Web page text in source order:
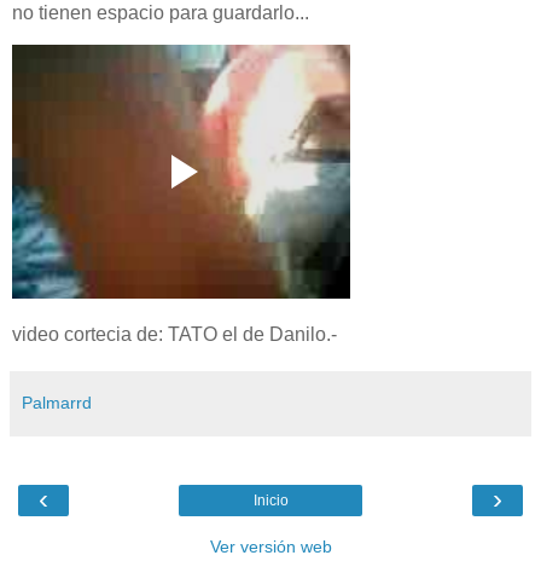
no tienen espacio para guardarlo...
video cortecia de: TATO el de Danilo.-
Palmarrd
‹ ›
Inicio
Ver versión web